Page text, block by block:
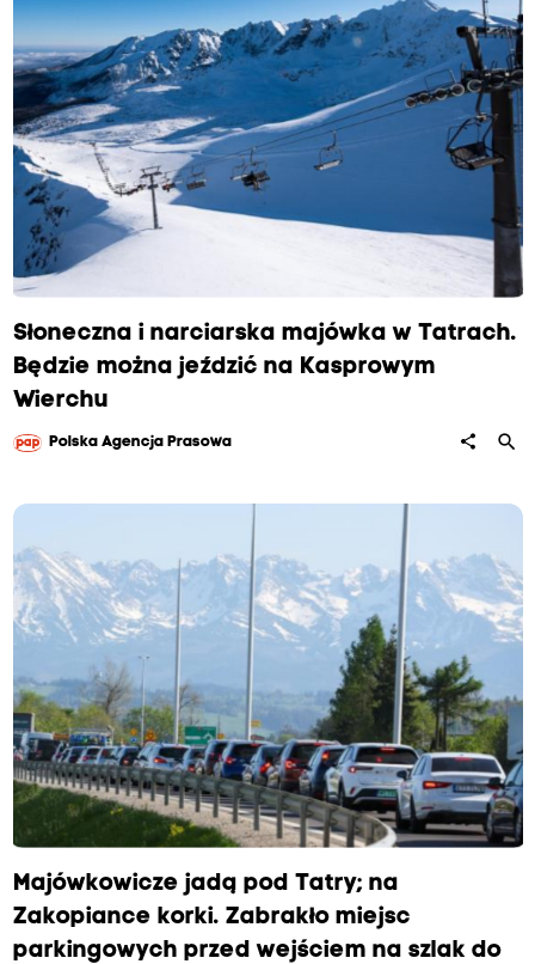
Słoneczna i narciarska majówka w Tatrach.
Będzie można jeździć na Kasprowym
Wierchu
Polska Agencja Prasowa share search
Majówkowicze jadą pod Tatry; na
Zakopiance korki. Zabrakło miejsc
parkingowych przed wejściem na szlak do